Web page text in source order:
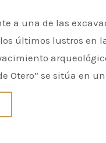
últimos lustros en
Otero” se sitúa en